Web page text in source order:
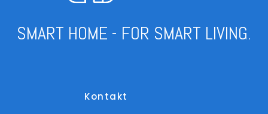
SMART HOME - FOR SMART LIVING.
Kontakt